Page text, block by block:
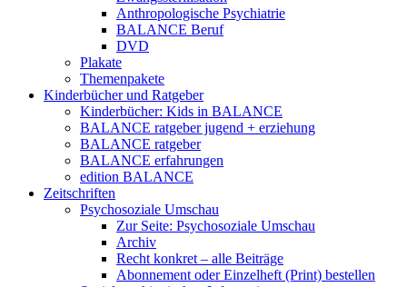
Anthropologische Psychiatrie
BALANCE Beruf
DVD
Plakate
Themenpakete
Kinderbücher und Ratgeber
Kinderbücher: Kids in BALANCE
BALANCE ratgeber jugend + erziehung
BALANCE ratgeber
BALANCE erfahrungen
edition BALANCE
Zeitschriften
Psychosoziale Umschau
Zur Seite: Psychosoziale Umschau
Archiv
Recht konkret – alle Beiträge
Abonnement oder Einzelheft (Print) bestellen